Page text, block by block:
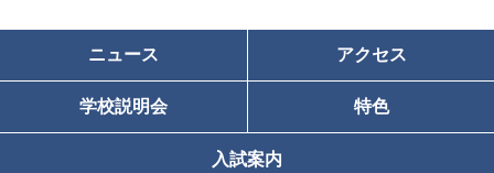
ニュース アクセス
学校説明会 特色
入試案内